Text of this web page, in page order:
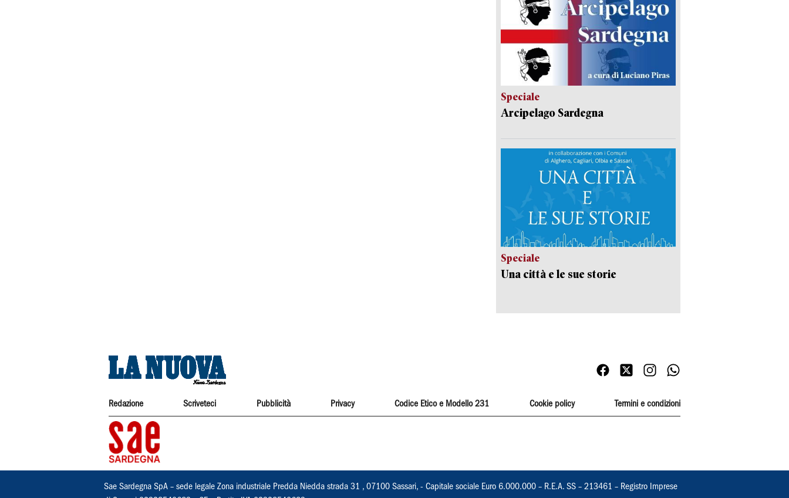
Speciale
Arcipelago Sardegna
Speciale
Una città e le sue storie
Redazione Scriveteci Pubblicità Privacy Codice Etico e Modello 231 Cookie policy Termini e condizioni
Sae Sardegna SpA – sede legale Zona industriale Predda Niedda strada 31 , 07100 Sassari, - Capitale sociale Euro 6.000.000 – R.E.A. SS – 213461 – Registro Imprese